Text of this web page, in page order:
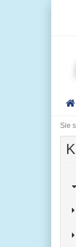
Sie